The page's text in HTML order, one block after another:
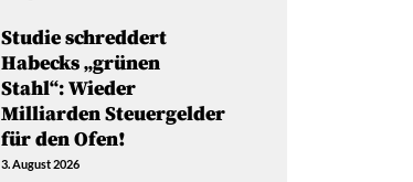
Studie schreddert
Habecks „grünen
Stahl“: Wieder
Milliarden Steuergelder
für den Ofen!
3. August 2026